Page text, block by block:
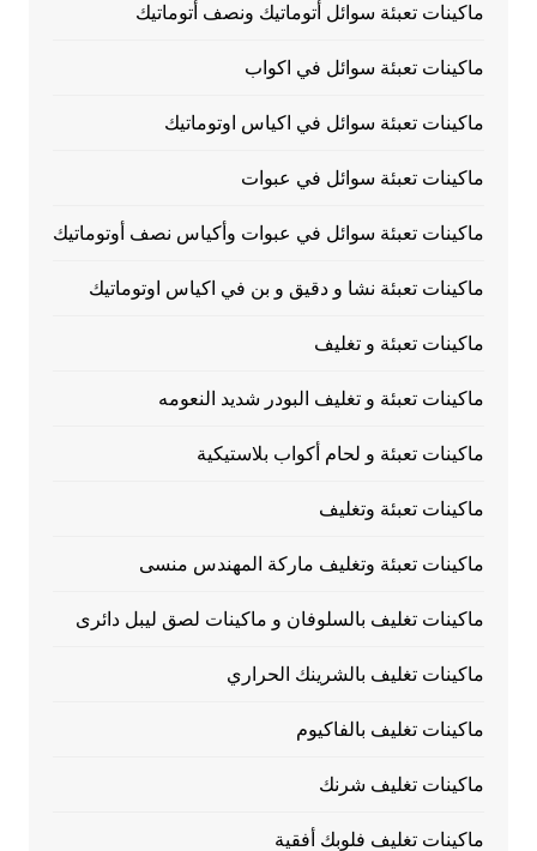
ماكينات تعبئة سوائل أتوماتيك ونصف أتوماتيك
ماكينات تعبئة سوائل في اكواب
ماكينات تعبئة سوائل في اكياس اوتوماتيك
ماكينات تعبئة سوائل في عبوات
ماكينات تعبئة سوائل في عبوات وأكياس نصف أوتوماتيك
ماكينات تعبئة نشا و دقيق و بن في اكياس اوتوماتيك
ماكينات تعبئة و تغليف
ماكينات تعبئة و تغليف البودر شديد النعومه
ماكينات تعبئة و لحام أكواب بلاستيكية
ماكينات تعبئة وتغليف
ماكينات تعبئة وتغليف ماركة المهندس منسى
ماكينات تغليف بالسلوفان و ماكينات لصق ليبل دائرى
ماكينات تغليف بالشرينك الحراري
ماكينات تغليف بالفاكيوم
ماكينات تغليف شرنك
ماكينات تغليف فلوبك أفقية